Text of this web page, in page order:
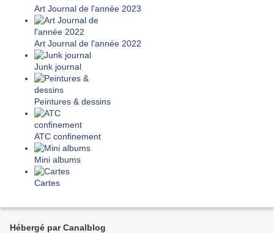
Art Journal de l'année 2023
Art Journal de l'année 2022
Junk journal
Peintures & dessins
ATC confinement
Mini albums
Cartes
Hébergé par Canalblog